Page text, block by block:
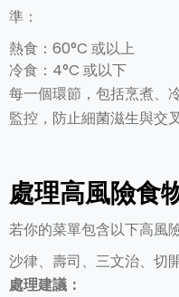
準：
熱食：60°C 或以上
冷食：4°C 或以下
每一個環節，包括烹煮、
監控，防止細菌滋生與交
處理高風險食
若你的菜單包含以下高風
沙律、壽司、三文治、切
處理建議：